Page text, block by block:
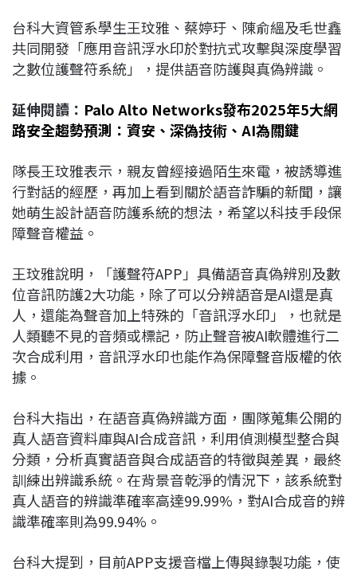
台科大資管系學生王玟雅、蔡婷玗、陳俞縕及毛世鑫
共同開發「應用音訊浮水印於對抗式攻擊與深度學習
之數位護聲符系統」，提供語音防護與真偽辨識。
延伸閱讀： Palo Alto Networks發布2025年5大網
路安全趨勢預測：資安、深偽技術、AI為關鍵
隊長王玟雅表示，親友曾經接過陌生來電，被誘導進
行對話的經歷，再加上看到關於語音詐騙的新聞，讓
她萌生設計語音防護系統的想法，希望以科技手段保
障聲音權益。
王玟雅說明，「護聲符APP」具備語音真偽辨別及數
位音訊防護2大功能，除了可以分辨語音是AI還是真
人，還能為聲音加上特殊的「音訊浮水印」，也就是
人類聽不見的音頻或標記，防止聲音被AI軟體進行二
次合成利用，音訊浮水印也能作為保障聲音版權的依
據。
台科大指出，在語音真偽辨識方面，團隊蒐集公開的
真人語音資料庫與AI合成音訊，利用偵測模型整合與
分類，分析真實語音與合成語音的特徵與差異，最終
訓練出辨識系統。在背景音乾淨的情況下，該系統對
真人語音的辨識準確率高達99.99%，對AI合成音的辨
識準確率則為99.94%。
台科大提到，目前APP支援音檔上傳與錄製功能，使